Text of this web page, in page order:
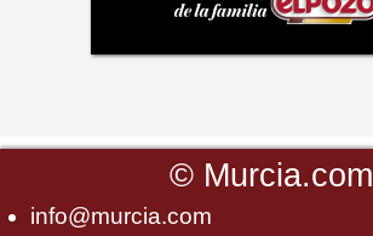
© Murcia.com
info@murcia.com